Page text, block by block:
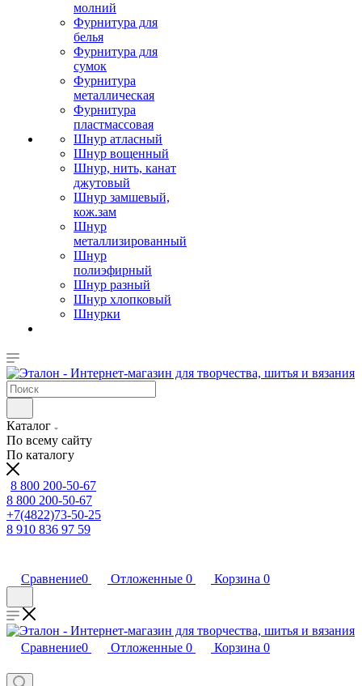
молний
Фурнитура для
белья
Фурнитура для
сумок
Фурнитура
металлическая
Фурнитура
пластмассовая
Шнур атласный
Шнур вощенный
Шнур, нить, канат
джутовый
Шнур замшевый,
кож.зам
Шнур
металлизированный
Шнур
полиэфирный
Шнур разный
Шнур хлопковый
Шнурки
Каталог
По всему сайту
По каталогу
8 800 200-50-67
8 800 200-50-67
+7(4822)73-50-25
8 910 836 97 59
Сравнение0 Отложенные 0 Корзина 0
Сравнение0 Отложенные 0 Корзина 0